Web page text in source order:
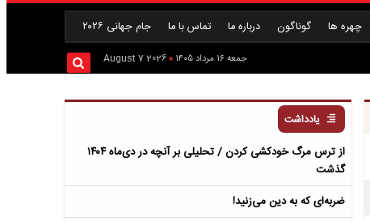
چهره ها گوناگون درباره ما تماس با ما جام جهانی ۲۰۲۶
جمعه ۱۶ مرداد ۱۴۰۵ 2026 August 7
یادداشت
از ترس مرگ خودکشی کردن / تحلیلی بر آنچه در دی‌ماه ۱۴۰۴
گذشت
ضربه‌ای که به دین می‌زنید!